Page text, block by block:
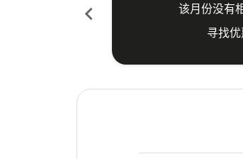
chevron_left
该月份没有
寻找优